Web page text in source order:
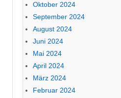
Oktober 2024
September 2024
August 2024
Juni 2024
Mai 2024
April 2024
März 2024
Februar 2024